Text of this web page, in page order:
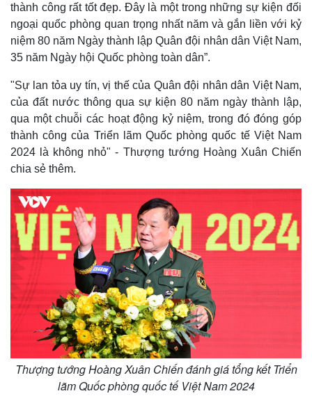
Ô tô - Xe máy
thành công rất tốt đẹp. Đây là một trong những sự kiện đối
ngoại quốc phòng quan trọng nhất năm và gắn liền với kỷ
niệm 80 năm Ngày thành lập Quân đội nhân dân Việt Nam,
35 năm Ngày hội Quốc phòng toàn dân”.
"Sự lan tỏa uy tín, vị thế của Quân đội nhân dân Việt Nam,
của đất nước thông qua sự kiện 80 năm ngày thành lập,
qua một chuỗi các hoạt động kỷ niệm, trong đó đóng góp
thành công của Triển lãm Quốc phòng quốc tế Việt Nam
2024 là không nhỏ" - Thượng tướng Hoàng Xuân Chiến
chia sẻ thêm.
Thượng tướng Hoàng Xuân Chiến đánh giá tổng kết Triển
lãm Quốc phòng quốc tế Việt Nam 2024